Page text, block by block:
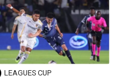
LEAGUES CUP